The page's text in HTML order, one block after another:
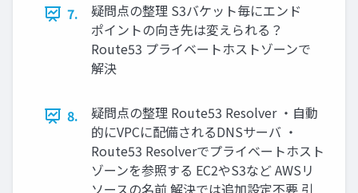
7.
疑問点の整理 S3バケット毎にエンド
ポイントの向き先は変えられる？
Route53 プライベートホストゾーンで
解決
8.
疑問点の整理 Route53 Resolver ・自動
的にVPCに配備されるDNSサーバ ・
Route53 Resolverでプライベートホスト
ゾーンを参照する EC2やS3など AWSリ